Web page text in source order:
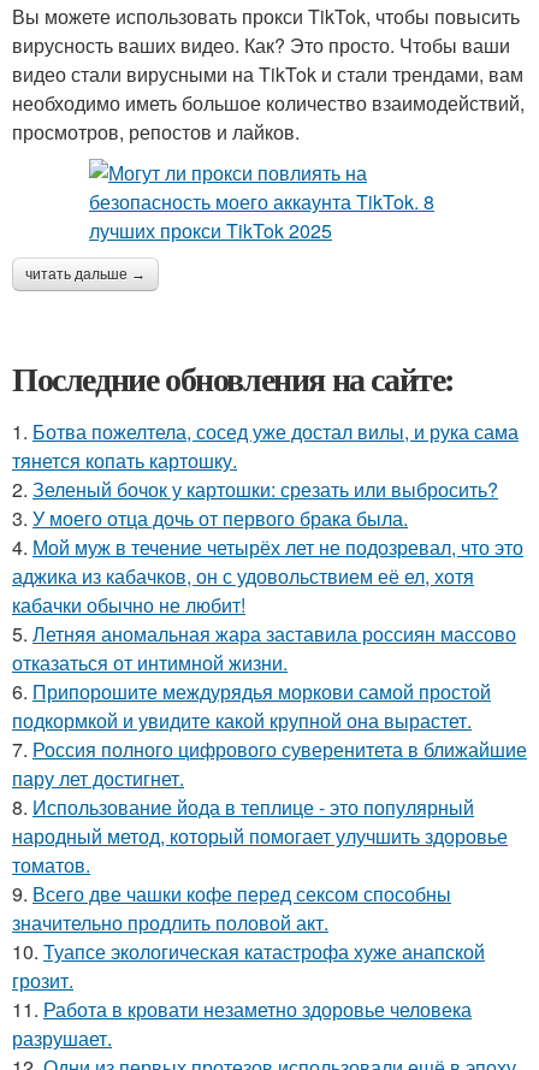
Вы можете использовать прокси TikTok, чтобы повысить
вирусность ваших видео. Как? Это просто. Чтобы ваши
видео стали вирусными на TikTok и стали трендами, вам
необходимо иметь большое количество взаимодействий,
просмотров, репостов и лайков.
читать дальше →
Последние обновления на сайте:
1. Ботва пожелтела, сосед уже достал вилы, и рука сама
тянется копать картошку.
2. Зеленый бочок у картошки: срезать или выбросить?
3. У моего отца дочь от первого брака была.
4. Мой муж в течение четырёх лет не подозревал, что это
аджика из кабачков, он с удовольствием её ел, хотя
кабачки обычно не любит!
5. Летняя аномальная жара заставила россиян массово
отказаться от интимной жизни.
6. Припорошите междурядья моркови самой простой
подкормкой и увидите какой крупной она вырастет.
7. Россия полного цифрового суверенитета в ближайшие
пару лет достигнет.
8. Использование йода в теплице - это популярный
народный метод, который помогает улучшить здоровье
томатов.
9. Всего две чашки кофе перед сексом способны
значительно продлить половой акт.
10. Туапсе экологическая катастрофа хуже анапской
грозит.
11. Работа в кровати незаметно здоровье человека
разрушает.